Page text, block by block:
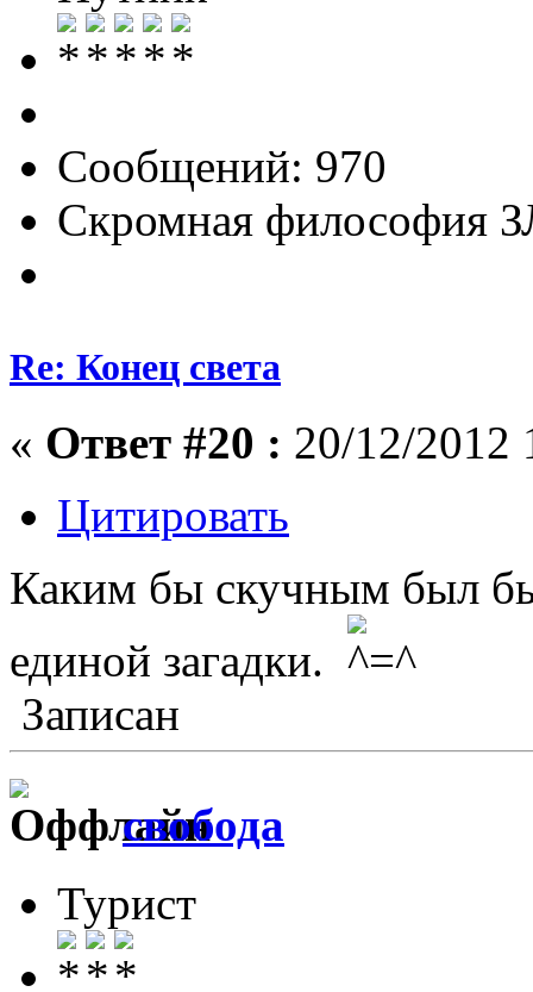
Сообщений: 970
Скромная философия
Re: Конец света
« Ответ #20 : 20/12/2012
Цитировать
Каким бы скучным был
единой загадки.
Записан
свобода
Турист